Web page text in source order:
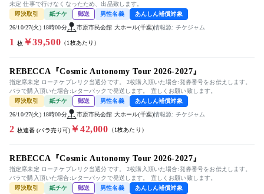
未定 仕事で行けなくなったため、出品致します。
即決取引
紙チケ 郵送 男性名義 あんしん補償対象
26/10/27(火) 18時00分 市原市民会館 大ホール(千葉)情報源: チケジャム
1 枚￥39,500 （1枚あたり）
REBECCA『Cosmic Autonomy Tour 2026-2027』
指定席未定 ローチケプレリク当選分です。 2枚購入頂いた場合:発券番号をお伝えします。
バラで購入頂いた場合:レターパックで発送します。 宜しくお願い致します。
即決取引
紙チケ 郵送 男性名義 あんしん補償対象
26/10/27(火) 18時00分 市原市民会館 大ホール(千葉)情報源: チケジャム
2 枚連番 (バラ売り可) ￥42,000 （1枚あたり）
REBECCA『Cosmic Autonomy Tour 2026-2027』
指定席未定 ローチケプレリク当選分です。 2枚購入頂いた場合:発券番号をお伝えします。
バラで購入頂いた場合:レターパックで発送します。 宜しくお願い致します。
即決取引
紙チケ 郵送 男性名義 あんしん補償対象